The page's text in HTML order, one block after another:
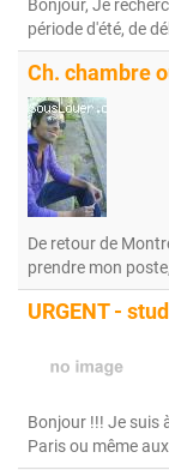
Bonjour, Je
période d'été, de
Ch. chambre
De retour de
prendre mon
URGENT -
Bonjour !!! Je suis
Paris ou même